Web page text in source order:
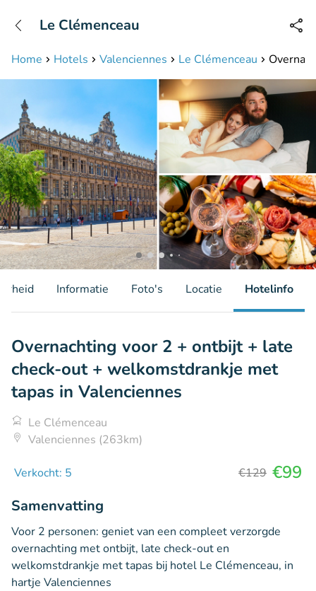
Bereikbaar tot 23:00 uur
Home Hotels Valenciennes Le Clémenceau
Le Clémenceau
Informatie Foto's Locatie Hotelinfo
Overnachting voor 2 + ontbijt + late
check-out + welkomstdrankje met
tapas in Valenciennes
Le Clémenceau
Valenciennes (263km)
Verkocht: 5 €129 €99
Samenvatting
Voor 2 personen: geniet van een compleet verzorgde
overnachting met ontbijt, late check-out en
welkomstdrankje met tapas bij hotel Le Clémenceau, in
hartje Valenciennes